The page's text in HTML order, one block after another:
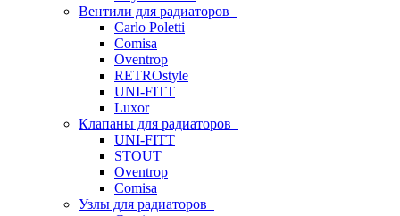
Вентили для радиаторов
Carlo Poletti
Comisa
Oventrop
RETROstyle
UNI-FITT
Luxor
Клапаны для радиаторов
UNI-FITT
STOUT
Oventrop
Comisa
Узлы для радиаторов